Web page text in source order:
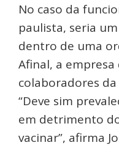
No caso da
paulista, seria
dentro de uma
Afinal, a
colaboradores
“Deve sim
em detrimento
vacinar”, afirma